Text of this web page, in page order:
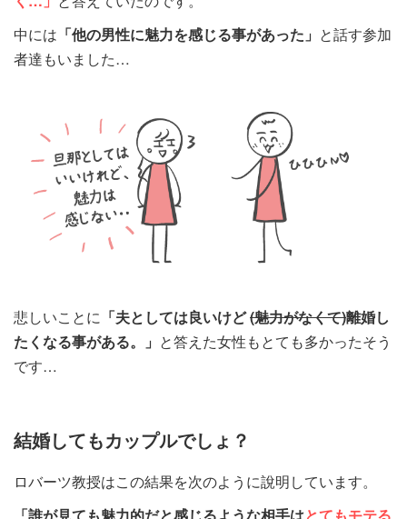
中には 「他の男性に魅力を感じる事があった」 と話す参加
者達もいました…
悲しいことに 「夫としては良いけど(魅力がなくて)離婚し
たくなる事がある。」 と答えた女性もとても多かったそう
です…
結婚してもカップルでしょ？
ロバーツ教授はこの結果を次のように說明しています。
「誰が見ても魅力的だと感じるような相手はとてもモテる